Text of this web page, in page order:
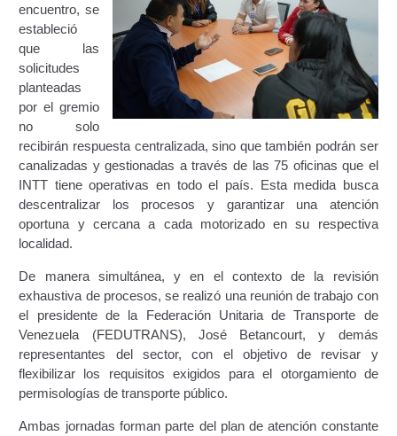
Homologación
Autorización de Circulación Para Unidades Que
Transportan Mercancía De Alto Riesgo.
Constancia De Cumplimiento Sobre Homologación
Para Vehículos Importados.
Constancia de cumplimiento sobre la composición
y ubicación Número de Identificación vehicular (NIV).
Homologación de Prototipo Vehicular.
Homologación Vehícular Por Reformas de
Importancia o Cambio de Características (Aplica para
Vehículos de Carga, Transporte de Personas y Gruas).
Registro de Empresas Fabricantes, Ensambladoras,
Carroceras, Importadoras, Distribuidoras y Talleres
Especializados en Reformas de Vehículos (REFECIV).
encuentro, se
estableció
que las
solicitudes
planteadas
por el gremio
no solo
recibirán respuesta centralizada, sino que también podrán ser
canalizadas y gestionadas a través de las 75 oficinas que el
INTT tiene operativas en todo el país. Esta medida busca
descentralizar los procesos y garantizar una atención
oportuna y cercana a cada motorizado en su respectiva
localidad.
De manera simultánea, y en el contexto de la revisión
exhaustiva de procesos, se realizó una reunión de trabajo con
el presidente de la Federación Unitaria de Transporte de
Venezuela (FEDUTRANS), José Betancourt, y demás
representantes del sector, con el objetivo de revisar y
flexibilizar los requisitos exigidos para el otorgamiento de
permisologías de transporte público.
Ambas jornadas forman parte del plan de atención constante